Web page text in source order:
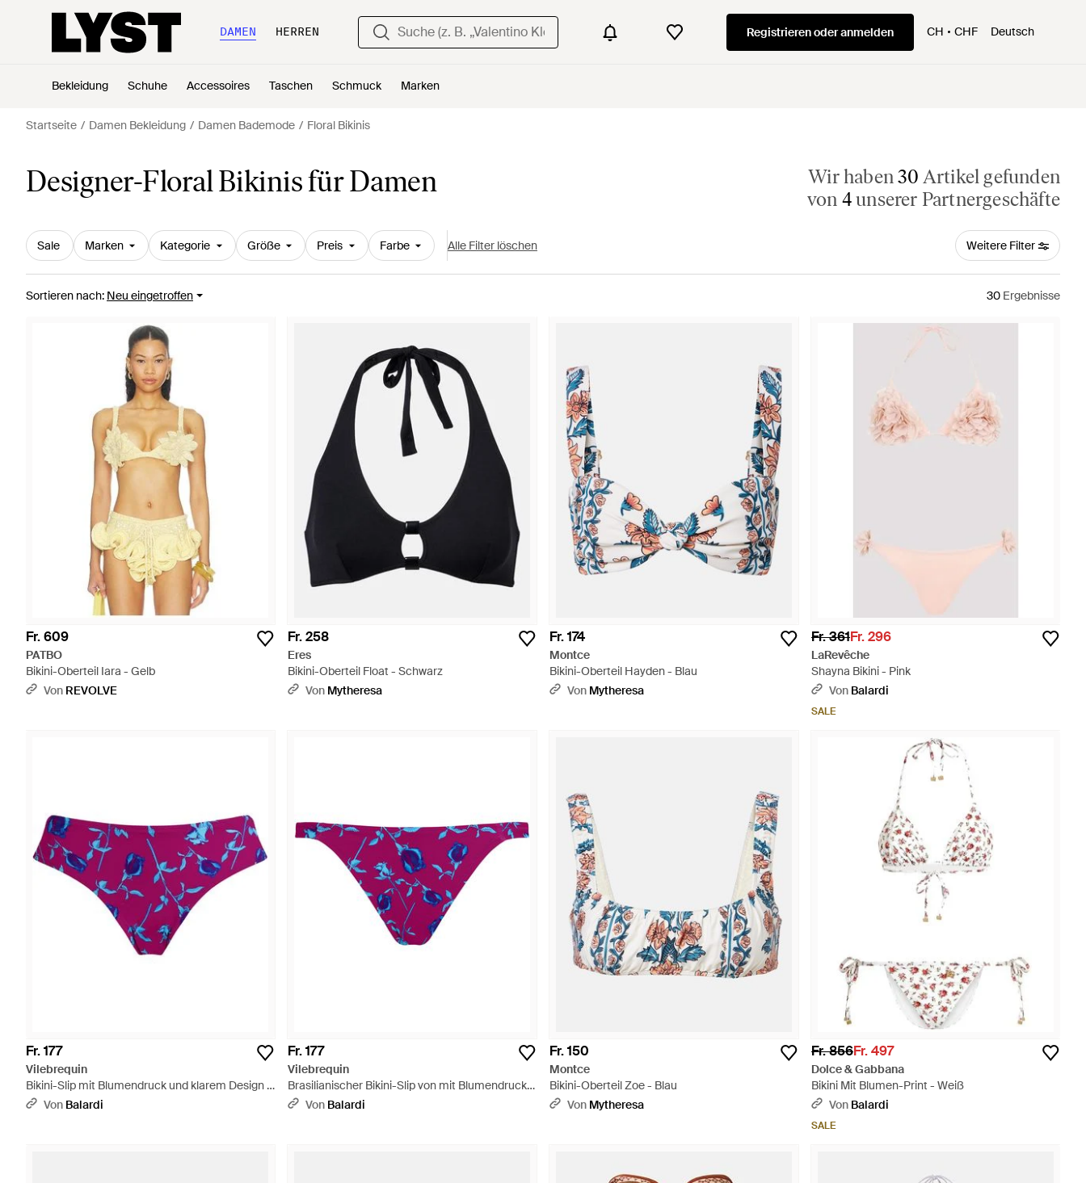
DAMEN HERREN Registrieren oder anmelden CH CHF Deutsch
Bekleidung Schuhe Accessoires Taschen Schmuck Marken
Startseite Damen Bekleidung Damen Bademode Floral Bikinis
Designer-Floral Bikinis für Damen Wir haben30 Artikel gefunden
von 4unserer Partnergeschäfte
Sale Marken Kategorie Größe Preis Farbe Alle Filter löschen Weitere Filter
Sortieren nach: Neu eingetroffen 30 Ergebnisse
Fr. 609
PATBO
Bikini-Oberteil Iara - Gelb
Von REVOLVE
Fr. 258
Eres
Bikini-Oberteil Float - Schwarz
Von Mytheresa
Fr. 174
Montce
Bikini-Oberteil Hayden - Blau
Von Mytheresa
Fr. 361Fr. 296
LaRevêche
Shayna Bikini - Pink
Von Balardi
SALE
Fr. 177
Vilebrequin
Bikini-Slip mit Blumendruck und klarem Design -
Lila Von Balardi
Fr. 177
Vilebrequin
Brasilianischer Bikini-Slip von mit Blumendruck
und minimalistischem Design - Lila
Von Balardi
Fr. 150
Montce
Bikini-Oberteil Zoe - Blau
Von Mytheresa
Fr. 856Fr. 497
Dolce & Gabbana
Bikini Mit Blumen-Print - Weiß
Von Balardi
SALE